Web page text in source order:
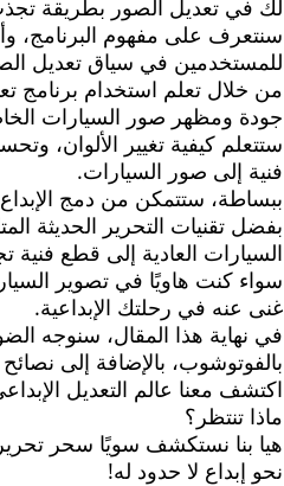
لك في تعديل الصور بطريقة
سنتعرف على مفهوم البرنامج،
للمستخدمين في سياق تعديل
من خلال تعلم استخدام برنامج
جودة ومظهر صور السيارات
ستتعلم كيفية تغيير الألوان،
فنية إلى صور السيارات.
ببساطة، ستتمكن من دمج الإبداع
بفضل تقنيات التحرير الحديثة
السيارات العادية إلى قطع فنية
سواء كنت هاويًا في تصوير
غنى عنه في رحلتك الإبداعية.
في نهاية هذا المقال، سنوجه
بالفوتوشوب، بالإضافة إلى
اكتشف معنا عالم التعديل
ماذا تنتظر؟
هيا بنا نستكشف سويًا سحر تحرير
نحو إبداع لا حدود له!